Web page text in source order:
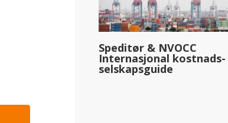
Speditør & NVOCC
Internasjonal kostnads-
selskapsguide